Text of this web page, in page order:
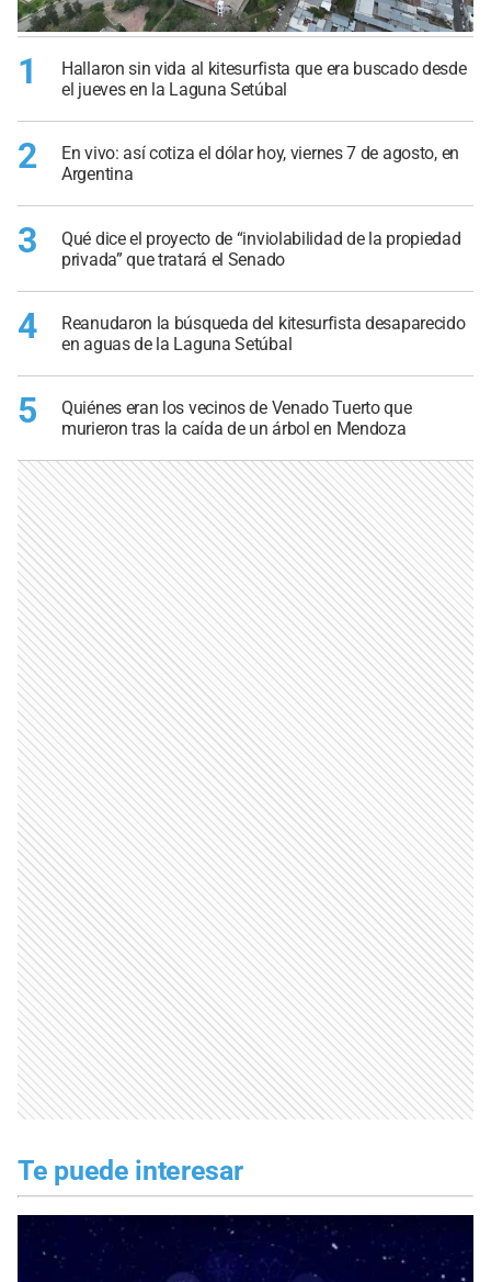
1
Hallaron sin vida al kitesurfista que era buscado desde
el jueves en la Laguna Setúbal
2
En vivo: así cotiza el dólar hoy, viernes 7 de agosto, en
Argentina
3
Qué dice el proyecto de “inviolabilidad de la propiedad
privada” que tratará el Senado
4
Reanudaron la búsqueda del kitesurfista desaparecido
en aguas de la Laguna Setúbal
5
Quiénes eran los vecinos de Venado Tuerto que
murieron tras la caída de un árbol en Mendoza
Te puede interesar